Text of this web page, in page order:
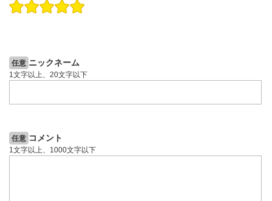
操作説明動画
任意 ニックネーム
1文字以上、20文字以下
任意 コメント
1文字以上、1000文字以下